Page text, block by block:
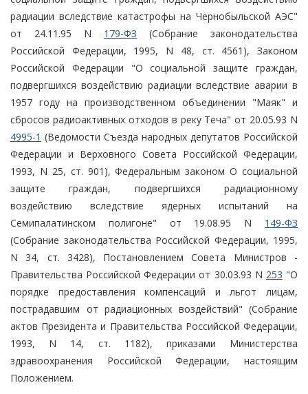
радиации вследствие катастрофы на Чернобыльской АЭС"
от 24.11.95 N 179-ФЗ (Собрание законодательства
Российской Федерации, 1995, N 48, ст. 4561), Законом
Российской Федерации "О социальной защите граждан,
подвергшихся воздействию радиации вследствие аварии в
1957 году на производственном объединении "Маяк" и
сбросов радиоактивных отходов в реку Теча" от 20.05.93 N
4995-1 (Ведомости Съезда народных депутатов Российской
Федерации и Верховного Совета Российской Федерации,
1993, N 25, ст. 901), Федеральным законом О социальной
защите граждан, подвергшихся радиационному
воздействию вследствие ядерных испытаний на
Семипалатинском полигоне" от 19.08.95 N 149-ФЗ
(Собрание законодательства Российской Федерации, 1995,
N 34, ст. 3428), Постановлением Совета Министров -
Правительства Российской Федерации от 30.03.93 N 253 "О
порядке предоставления компенсаций и льгот лицам,
пострадавшим от радиационных воздействий" (Собрание
актов Президента и Правительства Российской Федерации,
1993, N 14, ст. 1182), приказами Министерства
здравоохранения Российской Федерации, настоящим
Положением.